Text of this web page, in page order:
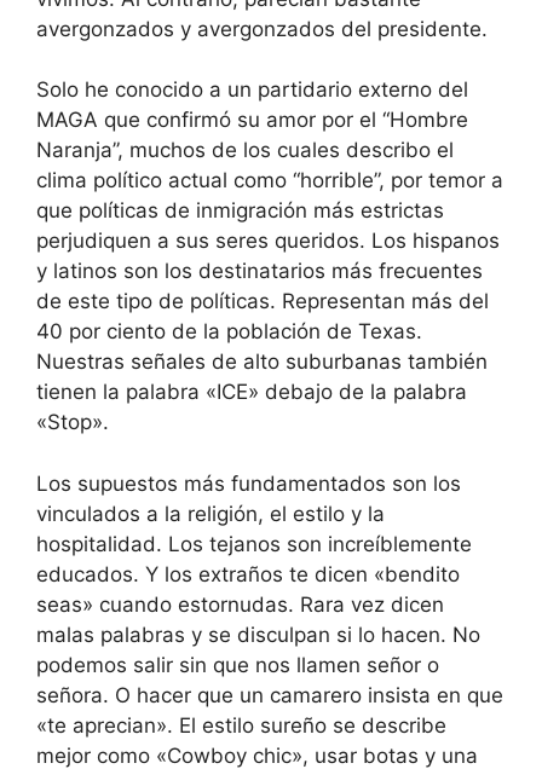
avergonzados y avergonzados del presidente.
Solo he conocido a un partidario externo del
MAGA que confirmó su amor por el “Hombre
Naranja”, muchos de los cuales describo el
clima político actual como “horrible”, por temor a
que políticas de inmigración más estrictas
perjudiquen a sus seres queridos. Los hispanos
y latinos son los destinatarios más frecuentes
de este tipo de políticas. Representan más del
40 por ciento de la población de Texas.
Nuestras señales de alto suburbanas también
tienen la palabra «ICE» debajo de la palabra
«Stop».
Los supuestos más fundamentados son los
vinculados a la religión, el estilo y la
hospitalidad. Los tejanos son increíblemente
educados. Y los extraños te dicen «bendito
seas» cuando estornudas. Rara vez dicen
malas palabras y se disculpan si lo hacen. No
podemos salir sin que nos llamen señor o
señora. O hacer que un camarero insista en que
«te aprecian». El estilo sureño se describe
mejor como «Cowboy chic», usar botas y una